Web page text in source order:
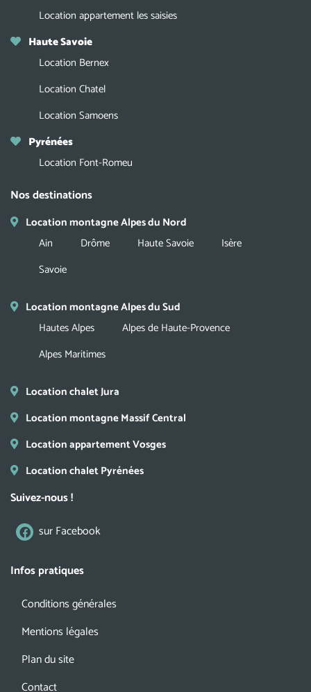
Location appartement les saisies
Haute Savoie
Location Bernex
Location Chatel
Location Samoens
Pyrénées
Location Font-Romeu
Nos destinations
Location montagne Alpes du Nord
Ain
Drôme Haute Savoie
Isère
Savoie
Location montagne Alpes du Sud
Hautes Alpes
Alpes de Haute-Provence
Alpes Maritimes
Location chalet Jura
Location montagne Massif Central
Location appartement Vosges
Location chalet Pyrénées
Suivez-nous !
sur Facebook
Infos pratiques
Conditions générales
Mentions légales
Plan du site
Contact